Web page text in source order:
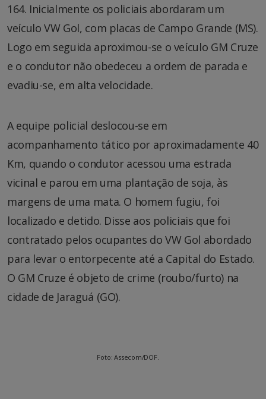
164. Inicialmente os policiais abordaram um
veículo VW Gol, com placas de Campo Grande (MS).
Logo em seguida aproximou-se o veículo GM Cruze
e o condutor não obedeceu a ordem de parada e
evadiu-se, em alta velocidade.
A equipe policial deslocou-se em
acompanhamento tático por aproximadamente 40
Km, quando o condutor acessou uma estrada
vicinal e parou em uma plantação de soja, às
margens de uma mata. O homem fugiu, foi
localizado e detido. Disse aos policiais que foi
contratado pelos ocupantes do VW Gol abordado
para levar o entorpecente até a Capital do Estado.
O GM Cruze é objeto de crime (roubo/furto) na
cidade de Jaraguá (GO).
Foto: Assecom/DOF.